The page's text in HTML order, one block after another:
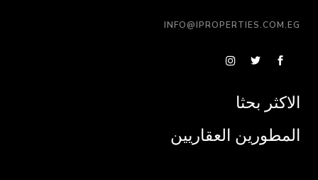
INFO@IPROPERTIES.COM.EG
الاكثر بحثا
المطورين العقاريين